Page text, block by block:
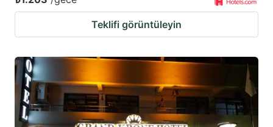
Teklifi görüntüleyin